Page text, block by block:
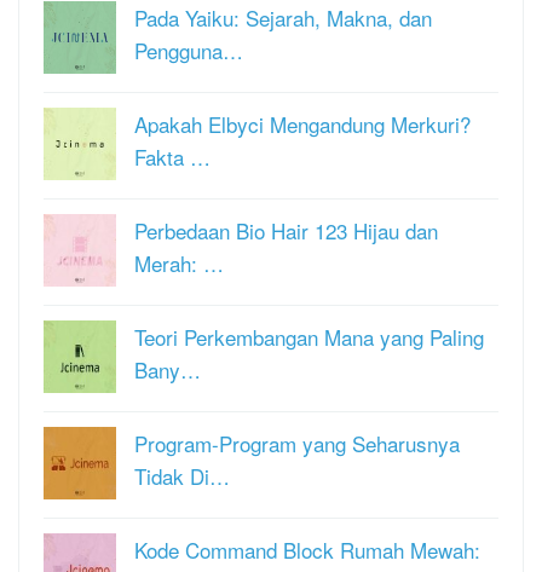
Pada Yaiku: Sejarah, Makna, dan
Pengguna…
Apakah Elbyci Mengandung Merkuri?
Fakta …
Perbedaan Bio Hair 123 Hijau dan
Merah: …
Teori Perkembangan Mana yang Paling
Bany…
Program-Program yang Seharusnya
Tidak Di…
Kode Command Block Rumah Mewah: